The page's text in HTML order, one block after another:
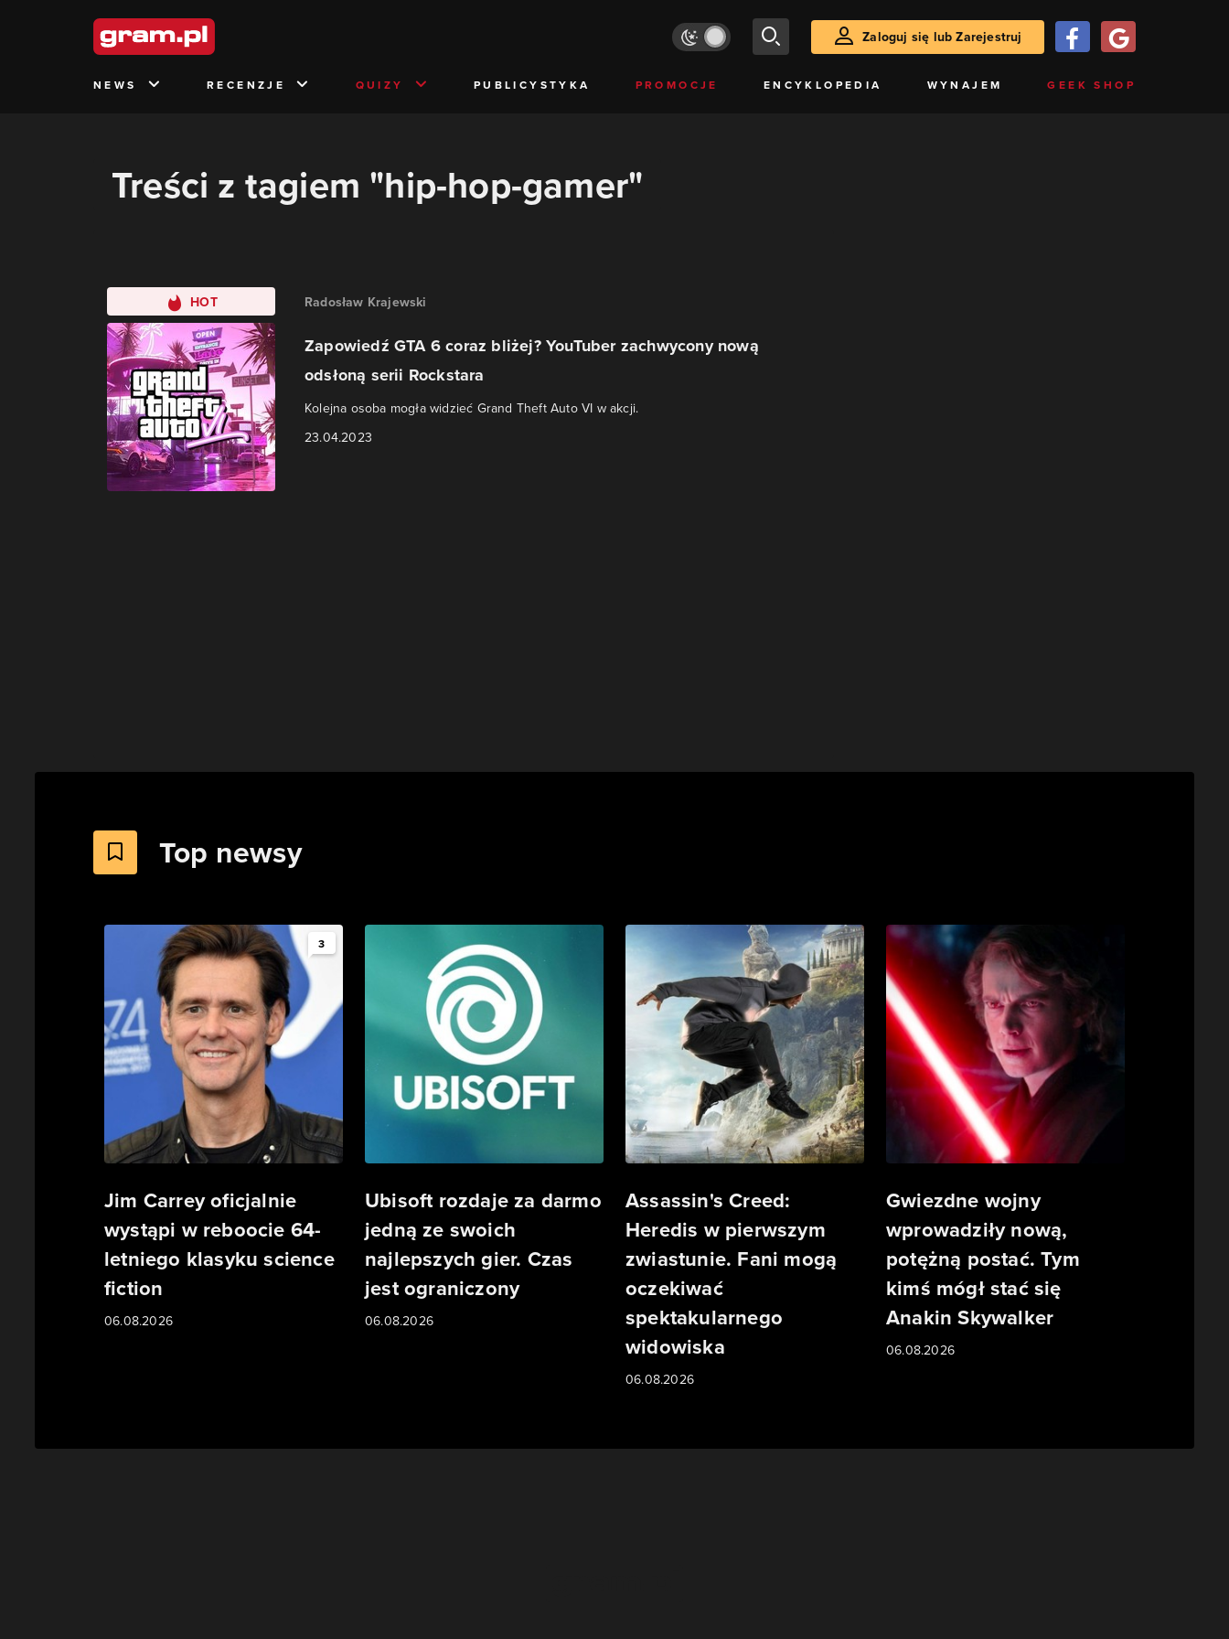
Zaloguj się lub Zarejestruj
NEWS RECENZJE QUIZY PUBLICYSTYKA PROMOCJE ENCYKLOPEDIA WYNAJEM GEEK SHOP
Treści z tagiem "hip-hop-gamer"
HOT Radosław Krajewski
Zapowiedź GTA 6 coraz bliżej? YouTuber zachwycony nową
odsłoną serii Rockstara
Kolejna osoba mogła widzieć Grand Theft Auto VI w akcji.
23.04.2023
Top newsy
3
Jim Carrey oficjalnie
wystąpi w reboocie 64-
letniego klasyku science
fiction
06.08.2026
Ubisoft rozdaje za darmo
jedną ze swoich
najlepszych gier. Czas
jest ograniczony
06.08.2026
Assassin's Creed:
Heredis w pierwszym
zwiastunie. Fani mogą
oczekiwać
spektakularnego
widowiska
06.08.2026
Gwiezdne wojny
wprowadziły nową,
potężną postać. Tym
kimś mógł stać się
Anakin Skywalker
06.08.2026